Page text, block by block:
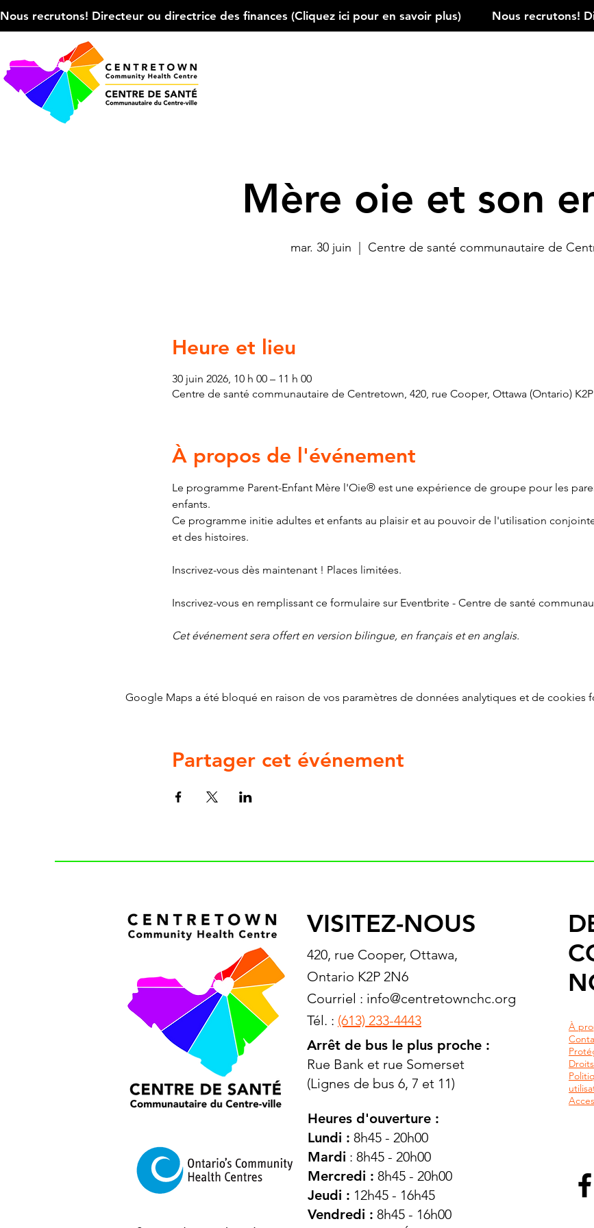
Nous recrutons! Directeur ou directrice des finances (Cliquez ici pour en savoir plus)
Mère oie et son
mar. 30 juin Centre de santé communautaire de
Heure et lieu
30 juin 2026, 10 h 00 – 11 h 00
Centre de santé communautaire de Centretown, 420, rue Cooper, Ottawa (Ontario)
À propos de l'événement
Le programme Parent-Enfant Mère l'Oie® est une expérience de groupe pour les
enfants.
Ce programme initie adultes et enfants au plaisir et au pouvoir de l'utilisation
et des histoires.
Inscrivez-vous dès maintenant ! Places limitées.
Inscrivez-vous en remplissant ce formulaire sur Eventbrite - Centre de santé
Cet événement sera offert en version bilingue, en français et en anglais.
Google Maps a été bloqué en raison de vos paramètres de données analytiques et de cookies
Partager cet événement
VISITEZ-NOUS
420, rue Cooper, Ottawa,
Ontario K2P 2N6
Courriel : info@centretownchc.org
Tél. : (613) 233-4443
Arrêt de bus le plus proche :
Rue Bank et rue Somerset
(Lignes de bus 6, 7 et 11)
Heures d'ouverture :
Lundi : 8h45 - 20h00
Mardi : 8h45 - 20h00
Mercredi : 8h45 - 20h00
Jeudi : 12h45 - 16h45
Vendredi : 8h45 - 16h00
À